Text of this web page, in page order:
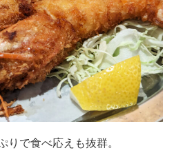
で食べ応えも抜群。